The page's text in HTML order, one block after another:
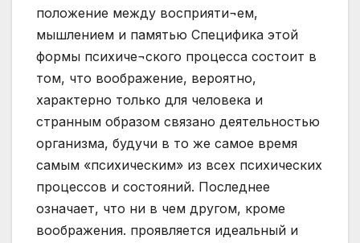
положение между восприяти¬ем,
мышлением и памятью Специфика этой
формы психиче¬ского процесса состоит в
том, что воображение, вероятно,
характерно только для человека и
странным образом связано деятельностью
организма, будучи в то же самое время
самым «психическим» из всех психических
процессов и состояний. Последнее
означает, что ни в чем другом, кроме
воображения. проявляется идеальный и